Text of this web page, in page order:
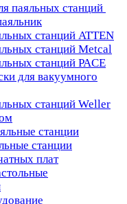
паяльных станций
станций ATTEN
станций Metcal
станций PACE
для вакуумного
станций Weller
станции
станции
плат